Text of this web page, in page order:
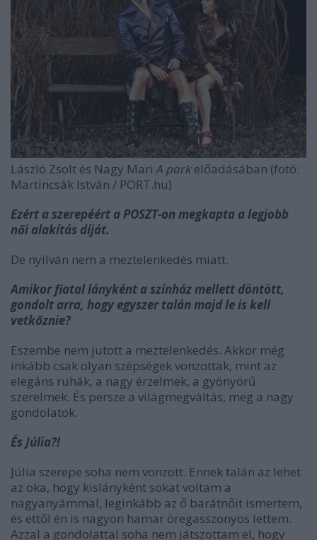
László Zsolt és Nagy Mari A park előadásában (fotó:
Martincsák István / PORT.hu)
Ezért a szerepéért a POSZT-on megkapta a legjobb
női alakítás díját.
De nyilván nem a meztelenkedés miatt.
Amikor fiatal lányként a színház mellett döntött,
gondolt arra, hogy egyszer talán majd le is kell
vetkőznie?
Eszembe nem jutott a meztelenkedés. Akkor még
inkább csak olyan szépségek vonzottak, mint az
elegáns ruhák, a nagy érzelmek, a gyönyörű
szerelmek. És persze a világmegváltás, meg a nagy
gondolatok.
És Júlia?!
Júlia szerepe soha nem vonzott. Ennek talán az lehet
az oka, hogy kislányként sokat voltam a
nagyanyámmal, leginkább az ő barátnőit ismertem,
és ettől én is nagyon hamar öregasszonyos lettem.
Azzal a gondolattal soha nem játszottam el, hogy